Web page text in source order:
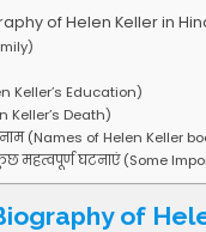
of Helen Keller in
Keller’s Education)
Death)
(Names of Helen Keller
घटनाएं (Some
Biography of